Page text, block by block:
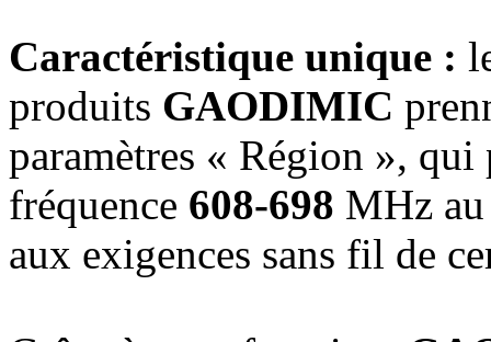
Caractéristique unique :
produits GAODIMIC
paramètres « Région »,
fréquence 608-698 MHz
aux exigences sans fil de